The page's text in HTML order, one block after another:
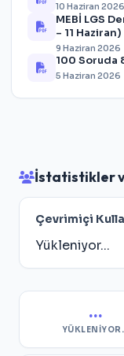
10 Haziran 2026
MEBİ LGS
– 11 Haziran)
9 Haziran 2026
100 Soruda
5 Haziran 2026
İstatistikler
Çevrimiçi
Yükleniyor...
...